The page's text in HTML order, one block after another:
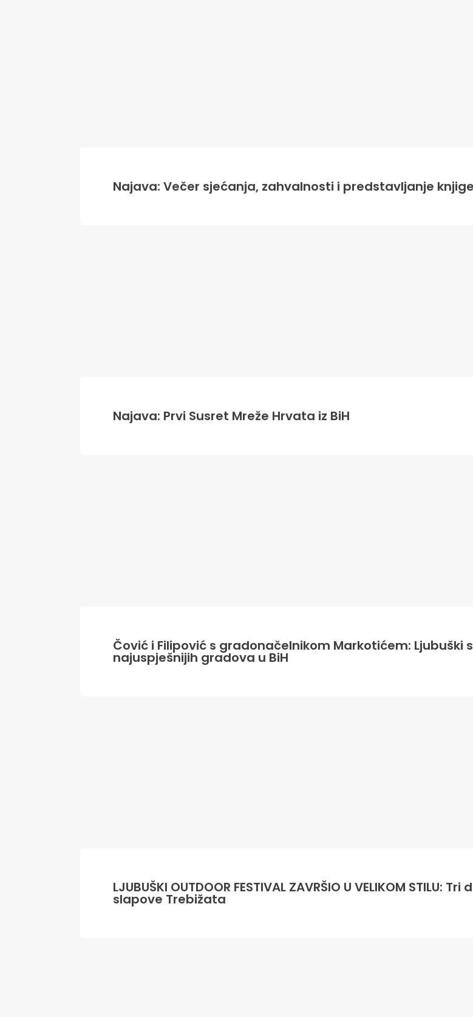
Najava: Večer sjećanja, zahvalnosti i predstavljanje knjige
Najava: Prvi Susret Mreže Hrvata iz BiH
Čović i Filipović s gradonačelnikom Markotićem: Ljubuški
najuspješnijih gradova u BiH
LJUBUŠKI OUTDOOR FESTIVAL ZAVRŠIO U VELIKOM
slapove Trebižata